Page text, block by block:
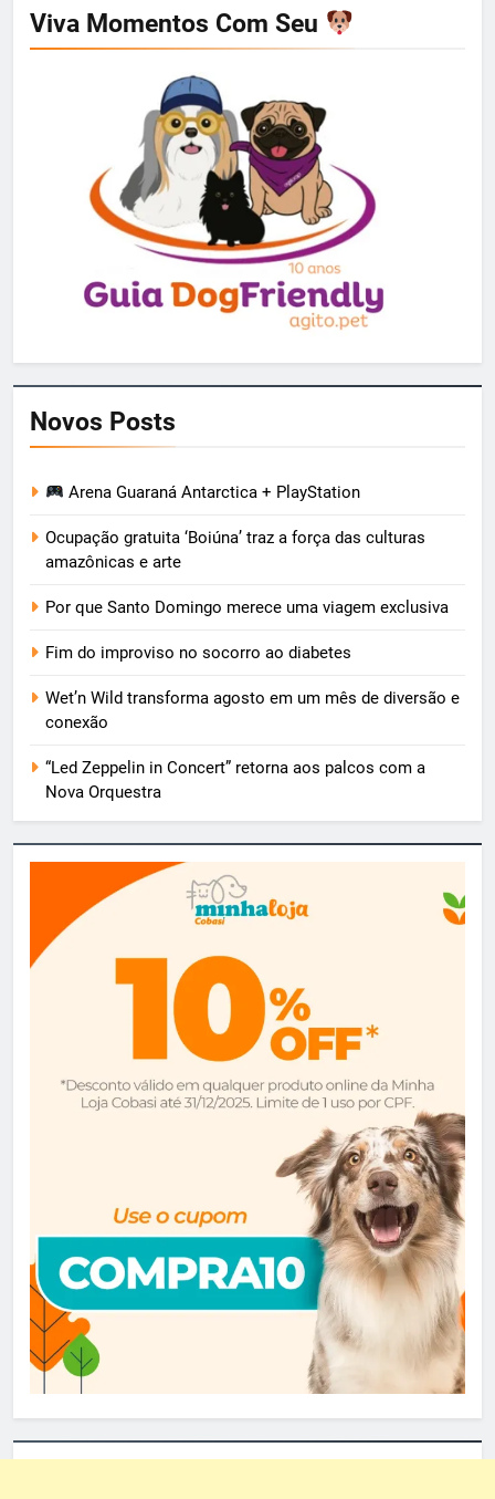
Viva Momentos Com Seu
Novos Posts
Arena Guaraná Antarctica + PlayStation
Ocupação gratuita ‘Boiúna’ traz a força das culturas
amazônicas e arte
Por que Santo Domingo merece uma viagem exclusiva
Fim do improviso no socorro ao diabetes
Wet’n Wild transforma agosto em um mês de diversão e
conexão
“Led Zeppelin in Concert” retorna aos palcos com a
Nova Orquestra